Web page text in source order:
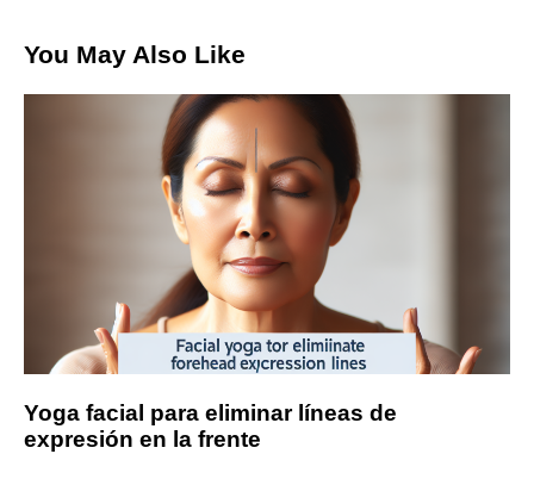
You May Also Like
Yoga facial para eliminar líneas de
expresión en la frente